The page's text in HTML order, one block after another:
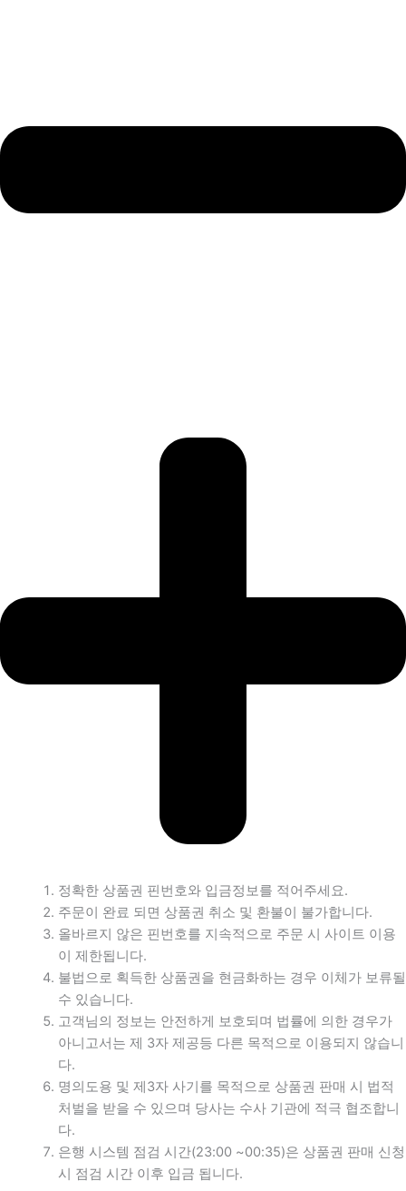
정확한 상품권 핀번호와 입금정보를 적어주세요.
주문이 완료 되면 상품권 취소 및 환불이 불가합니다.
올바르지 않은 핀번호를 지속적으로 주문 시 사이트 이용
이 제한됩니다.
불법으로 획득한 상품권을 현금화하는 경우 이체가 보류될
수 있습니다.
고객님의 정보는 안전하게 보호되며 법률에 의한 경우가
아니고서는 제 3자 제공등 다른 목적으로 이용되지 않습니
다.
명의도용 및 제3자 사기를 목적으로 상품권 판매 시 법적
처벌을 받을 수 있으며 당사는 수사 기관에 적극 협조합니
다.
은행 시스템 점검 시간(23:00 ~00:35)은 상품권 판매 신청
시 점검 시간 이후 입금 됩니다.